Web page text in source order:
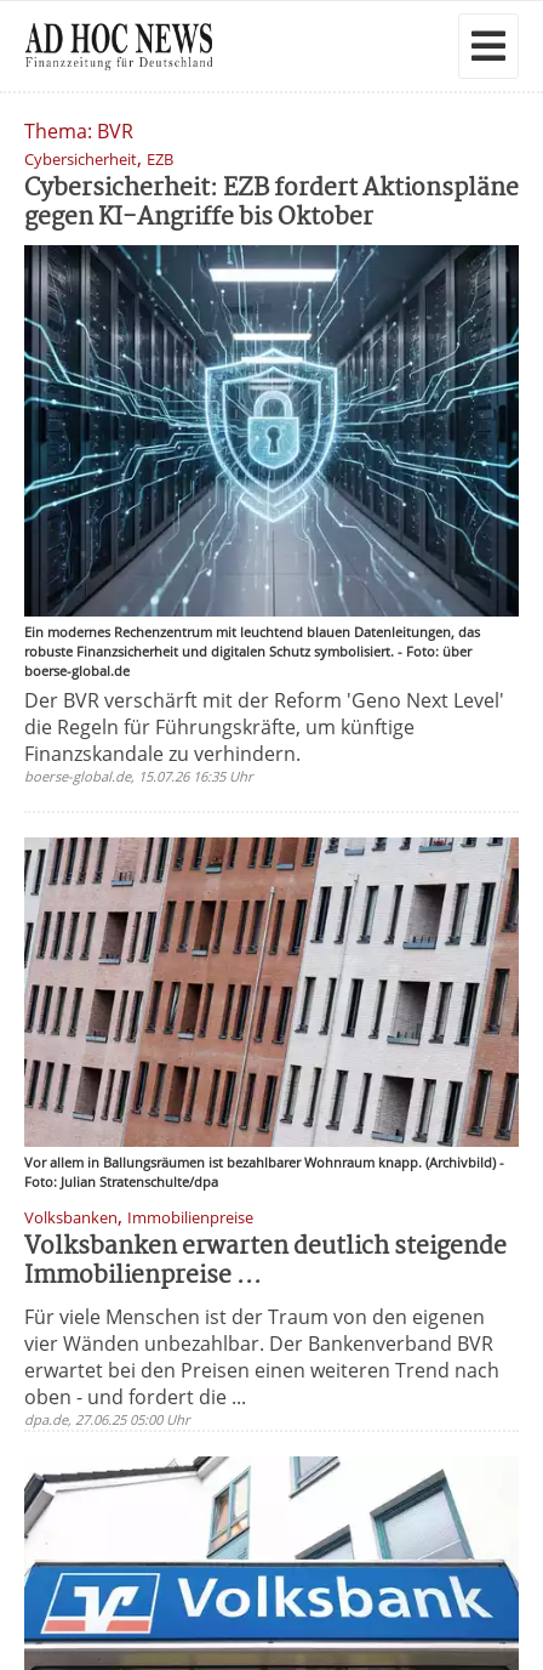
Thema: BVR
Cybersicherheit, EZB
Cybersicherheit: EZB fordert Aktionspläne
gegen KI-Angriffe bis Oktober
Ein modernes Rechenzentrum mit leuchtend blauen Datenleitungen, das
robuste Finanzsicherheit und digitalen Schutz symbolisiert. - Foto: über
boerse-global.de
Der BVR verschärft mit der Reform 'Geno Next Level'
die Regeln für Führungskräfte, um künftige
Finanzskandale zu verhindern.
boerse-global.de, 15.07.26 16:35 Uhr
Vor allem in Ballungsräumen ist bezahlbarer Wohnraum knapp. (Archivbild) -
Foto: Julian Stratenschulte/dpa
Volksbanken, Immobilienpreise
Volksbanken erwarten deutlich steigende
Immobilienpreise ...
Für viele Menschen ist der Traum von den eigenen
vier Wänden unbezahlbar. Der Bankenverband BVR
erwartet bei den Preisen einen weiteren Trend nach
oben - und fordert die ...
dpa.de, 27.06.25 05:00 Uhr